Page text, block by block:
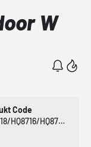
W
Code
HQ8718/HQ8716/HQ8717